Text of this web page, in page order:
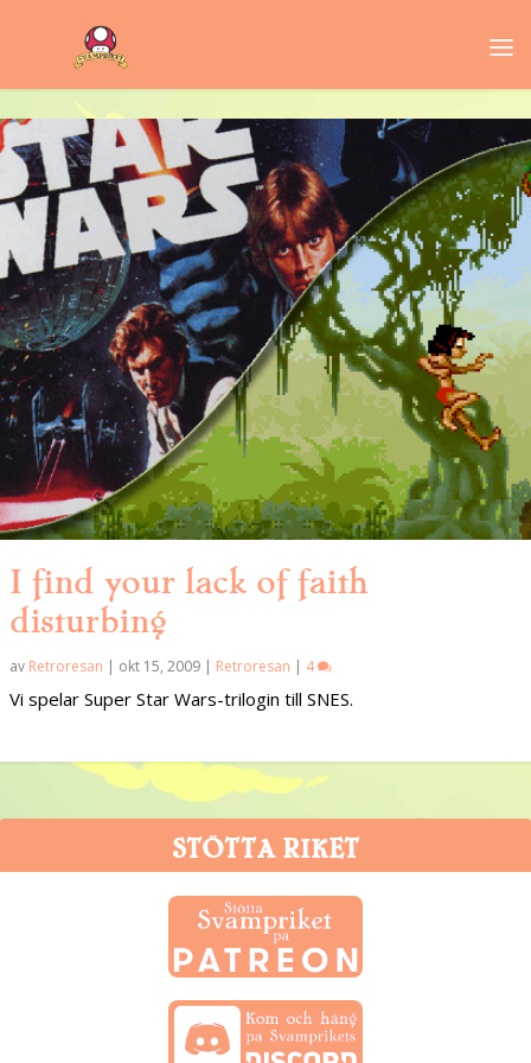
I find your lack of faith
disturbing
av Retroresan | okt 15, 2009 | Retroresan | 4
Vi spelar Super Star Wars-trilogin till SNES.
STÖTTA RIKET